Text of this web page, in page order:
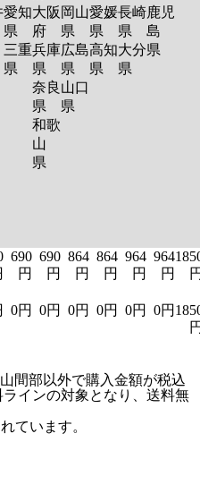
愛知
県
三重
県
大阪
府
兵庫
県
奈良
県
和歌
山
県
岡山
県
広島
県
山口
県
愛媛
県
高知
県
長崎
県
大分
県
鹿児
島
県
690
円
690
円
864
円
864
円
964
円
964
円
0円 0円 0円 0円 0円 0円
間部以外で購入金額が税込
インの対象となり、送料無
ています。